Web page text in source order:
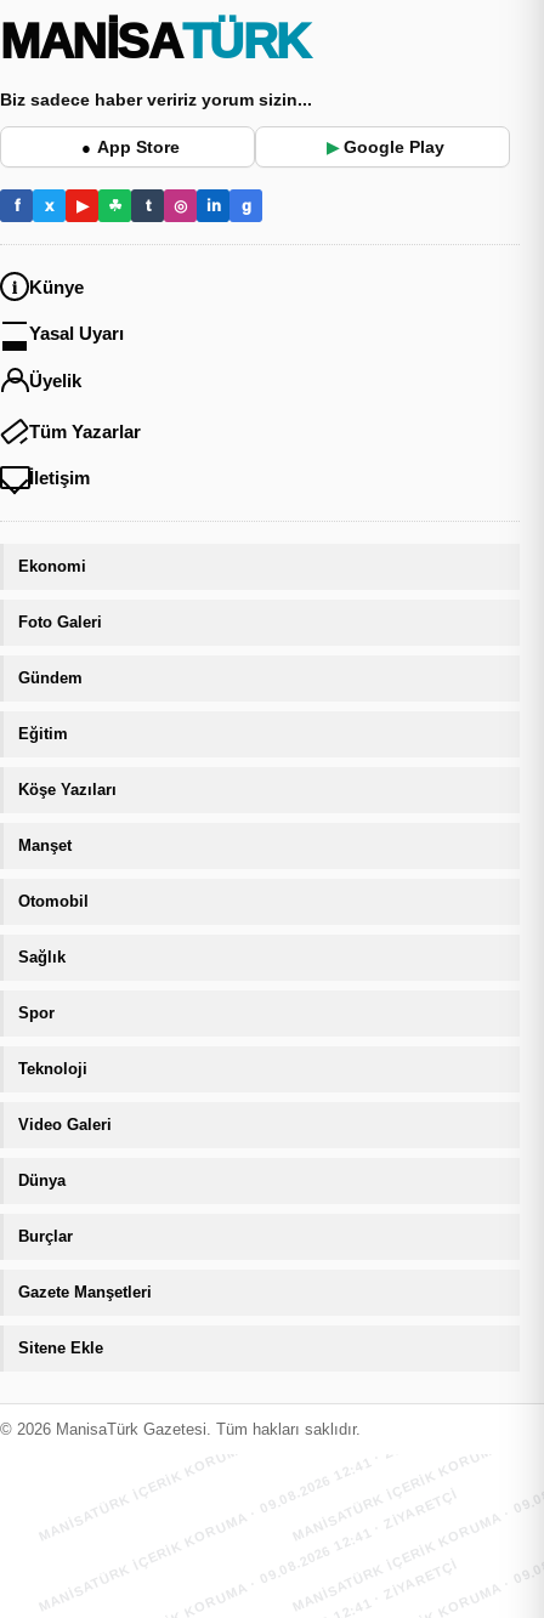
MANİSA TÜRK
Biz sadece haber veririz yorum sizin...
● App Store ▶ Google Play
f x ▶ ☘ t ◎ in g
Künye
Yasal Uyarı
Üyelik
Tüm Yazarlar
İletişim
Ekonomi
Foto Galeri
Gündem
Eğitim
Köşe Yazıları
Manşet
Otomobil
Sağlık
Spor
Teknoloji
Video Galeri
Dünya
Burçlar
Gazete Manşetleri
Sitene Ekle
© 2026 ManisaTürk Gazetesi. Tüm hakları saklıdır.
MANİSATÜRK İÇERİK KORUMA · 09.08.2026 12:41 · ZIYARETÇI
MANİSATÜRK İÇERİK KORUMA
MANİSATÜRK İÇERİK KORUMA · 09.08.2026 12:41 · ZIYARETÇI
MANİSATÜRK İÇERİK KORUMA